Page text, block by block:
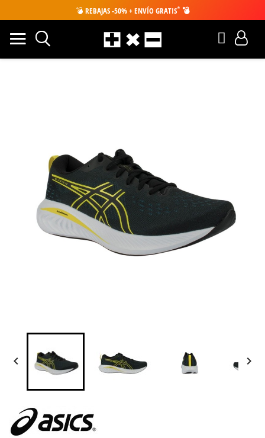
💣 REBAJAS -50% + ENVÍO GRATIS* 💣
 